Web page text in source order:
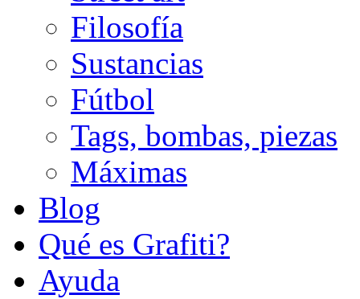
Filosofía
Sustancias
Fútbol
Tags, bombas, piezas
Máximas
Blog
Qué es Grafiti?
Ayuda